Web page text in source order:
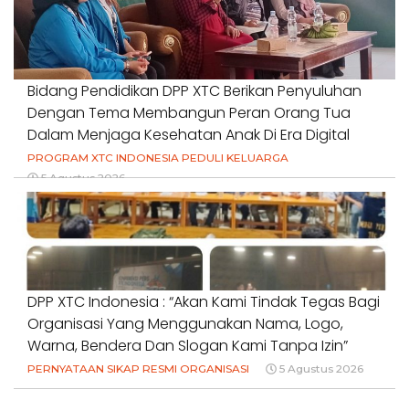
Bidang Pendidikan DPP XTC Berikan Penyuluhan
Dengan Tema Membangun Peran Orang Tua
Dalam Menjaga Kesehatan Anak Di Era Digital
PROGRAM XTC INDONESIA PEDULI KELUARGA
5 Agustus 2026
DPP XTC Indonesia : “Akan Kami Tindak Tegas Bagi
Organisasi Yang Menggunakan Nama, Logo,
Warna, Bendera Dan Slogan Kami Tanpa Izin”
PERNYATAAN SIKAP RESMI ORGANISASI 5 Agustus 2026